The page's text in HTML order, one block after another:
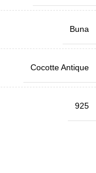
Buna
Cocotte Antique
925